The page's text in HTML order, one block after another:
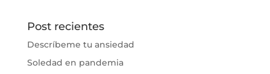
Post recientes
Descríbeme tu ansiedad
Soledad en pandemia